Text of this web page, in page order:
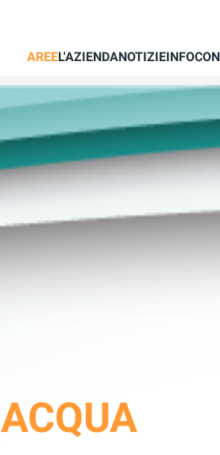
AREEL'AZIENDANOTIZIEINFO
ACQUA